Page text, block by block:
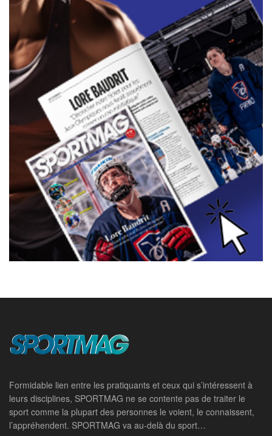
Formidable lien entre les pratiquants et ceux qui s’intéressent à
leurs disciplines, SPORTMAG ne se contente pas de traiter le
sport comme la plupart des personnes le voient, le connaissent,
l’appréhendent. SPORTMAG va au-delà du sport…